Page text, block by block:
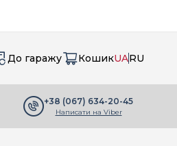
До гаражу КошикUARU
+38 (067) 634-20-45
Написати на Viber